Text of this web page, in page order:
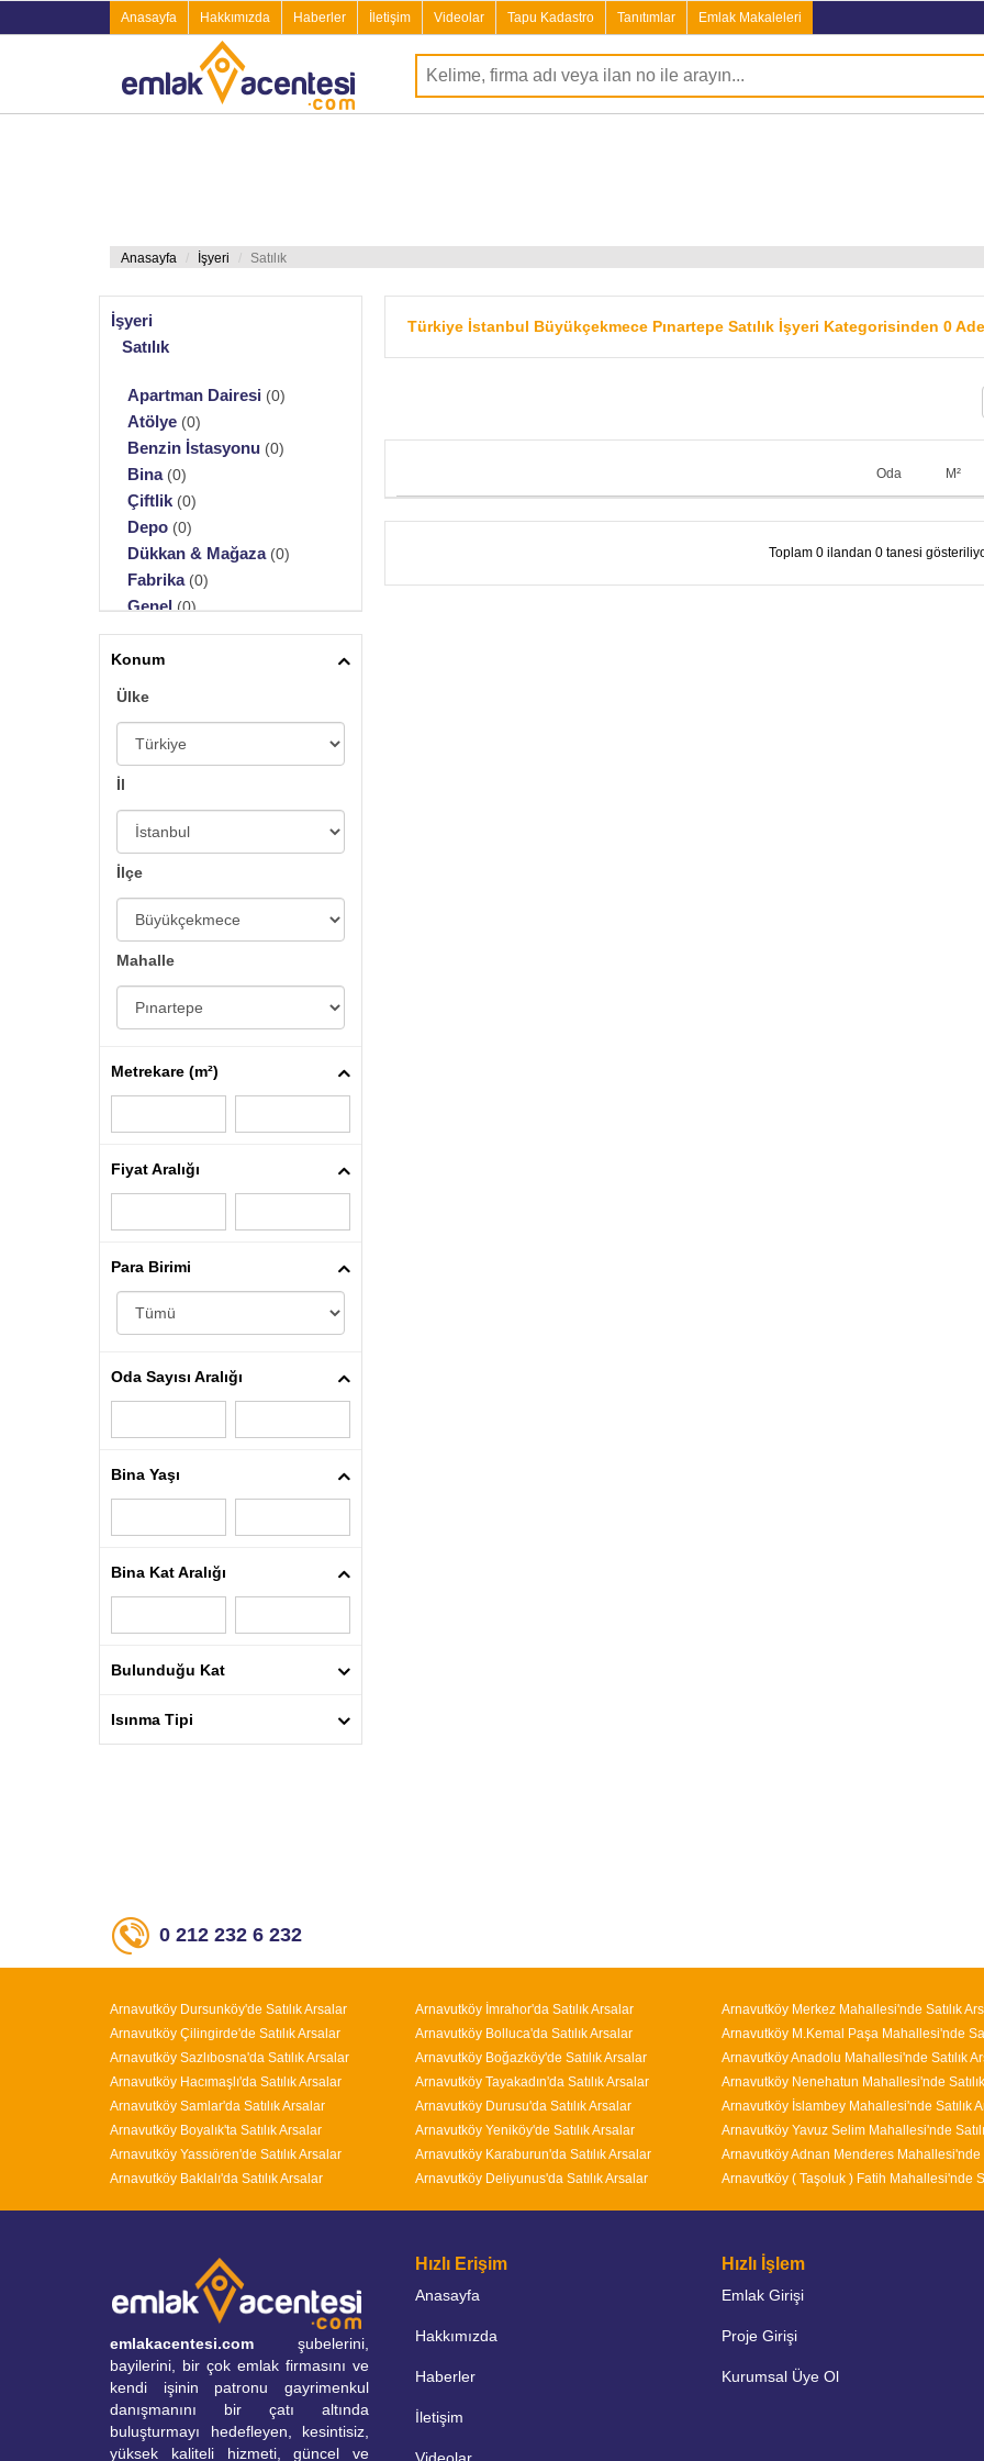
Anasayfa Hakkımızda Haberler İletişim Videolar Tapu Kadastro Tanıtımlar Emlak Makaleleri
Anasayfa İşyeri Satılık
İşyeri
Satılık
Apartman Dairesi (0)
Atölye (0)
Benzin İstasyonu (0)
Bina(0)
Çiftlik (0)
Depo (0)
Dükkan & Mağaza(0)
Fabrika(0)
Genel (0)
Hastane(0)
İş Hanı
Plaza(0)
Plaza Katı(0)
Villa
Villa Katı
Kafe/Restoran
Konum
Ülke
İl
İlçe
Mahalle
Metrekare (m²)
Fiyat Aralığı
Para Birimi
Oda Sayısı Aralığı
Bina Yaşı
Bina Kat Aralığı
Bulunduğu Kat
Isınma Tipi
Türkiye İstanbul Büyükçekmece Pınartepe Satılık İşyeri Kategorisinden 0
Oda M²
Toplam 0 ilandan 0 tanesi
0 212 232 6 232
Arnavutköy Dursunköy'de Satılık Arsalar
Arnavutköy Çilingirde'de Satılık Arsalar
Arnavutköy Sazlıbosna'da Satılık Arsalar
Arnavutköy Hacımaşlı'da Satılık Arsalar
Arnavutköy Samlar'da Satılık Arsalar
Arnavutköy Boyalık'ta Satılık Arsalar
Arnavutköy Yassıören'de Satılık Arsalar
Arnavutköy Baklalı'da Satılık Arsalar
Arnavutköy İmrahor'da Satılık Arsalar
Arnavutköy Bolluca'da Satılık Arsalar
Arnavutköy Boğazköy'de Satılık Arsalar
Arnavutköy Tayakadın'da Satılık Arsalar
Arnavutköy Durusu'da Satılık Arsalar
Arnavutköy Yeniköy'de Satılık Arsalar
Arnavutköy Karaburun'da Satılık Arsalar
Arnavutköy Deliyunus'da Satılık Arsalar
Arnavutköy Merkez Mahallesi'nde Satılık
Arnavutköy Anadolu Mahallesi'nde Satılık
emlakacentesi.com şubelerini,
bayilerini, bir çok emlak firmasını ve
kendi işinin patronu gayrimenkul
danışmanını bir çatı altında
buluşturmayı hedefleyen, kesintisiz,
yüksek kaliteli hizmeti, güncel ve
Hızlı Erişim
Anasayfa
Hakkımızda
Haberler
İletişim
Hızlı İşlem
Emlak Girişi
Proje Girişi
Kurumsal Üye Ol